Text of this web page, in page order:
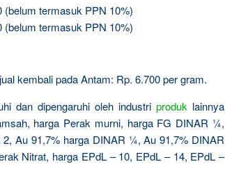
(belum termasuk PPN 10%)
(belum termasuk PPN 10%)
kembali pada Antam: Rp. 6.700 per gram.
dan dipengaruhi oleh industri produk lainnya
harga Perak murni, harga FG DINAR ¼,
Au 91,7% harga DINAR ¼, Au 91,7% DINAR
Nitrat, harga EPdL – 10, EPdL – 14, EPdL –